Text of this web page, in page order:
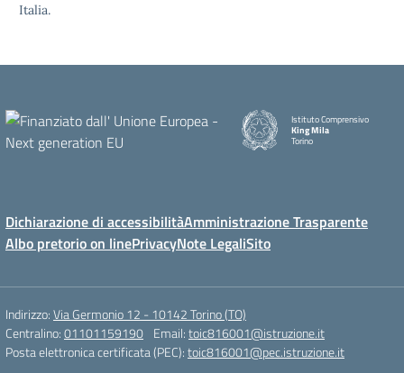
Italia.
Istituto Comprensivo
King Mila
Torino
Dichiarazione di accessibilitàAmministrazione Trasparente
Albo pretorio on linePrivacyNote LegaliSito
Indirizzo:Via Germonio 12 - 10142 Torino (TO)
Centralino:01101159190 Email:toic816001@istruzione.it
Posta elettronica certificata (PEC):toic816001@pec.istruzione.it